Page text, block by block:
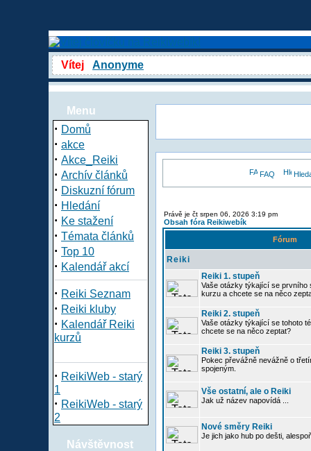
Vítej Anonyme
Menu
· Domů
· akce
· Akce_Reiki
· Archív článků
· Diskuzní fórum
· Hledání
· Ke stažení
· Témata článků
· Top 10
· Kalendář akcí
· Reiki Seznam
· Reiki kluby
· Kalendář Reiki
kurzů
· ReikiWeb - starý
1
· ReikiWeb - starý
2
Návštěvnost
FAQ
Právě je čt srpen 06, 2026 3:19 pm
Obsah fóra Reikiwebík
Fórum
Reiki
Reiki 1. stupeň
Vaše otázky týkající se prvního
kurzu a chcete se na něco
Reiki 2. stupeň
Vaše otázky týkající se tohoto
chcete se na něco zeptat?
Reiki 3. stupeň
Pokec převážně nevážně o
spojeným.
Vše ostatní, ale o Reiki
Jak už název napovídá ...
Nové směry Reiki
Je jich jako hub po dešti,